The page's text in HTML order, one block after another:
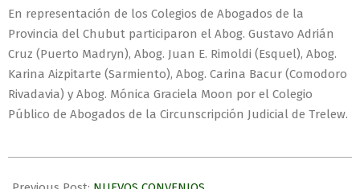
En representación de los Colegios de Abogados de la
Provincia del Chubut participaron el Abog. Gustavo Adrián
Cruz (Puerto Madryn), Abog. Juan E. Rimoldi (Esquel), Abog.
Karina Aizpitarte (Sarmiento), Abog. Carina Bacur (Comodoro
Rivadavia) y Abog. Mónica Graciela Moon por el Colegio
Público de Abogados de la Circunscripción Judicial de Trelew.